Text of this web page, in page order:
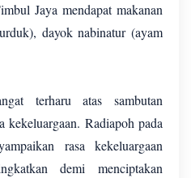
Jaya mendapat makanan
dayok nabinatur (ayam
terharu atas sambutan
kekeluargaan. Radiapoh pada
rasa kekeluargaan
demi menciptakan